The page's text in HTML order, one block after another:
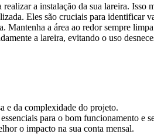
a instalação da sua lareira. Isso
Eles são cruciais para identificar
a área ao redor sempre
a lareira, evitando o uso
e da complexidade do projeto.
para o bom funcionamento e
o impacto na sua conta mensal.